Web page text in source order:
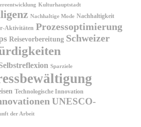
Kulturhauptstadt
Nachhaltige Mode Nachhaltigkeit
Aktivitäten Prozessoptimierung
Reisevorbereitung Schweizer
Sparziele
Technologische Innovation
UNESCO-
der Arbeit